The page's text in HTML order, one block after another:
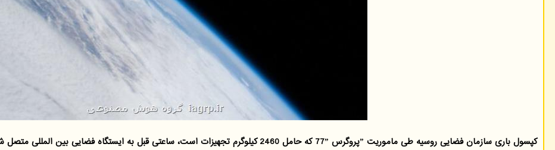
کپسول باری سازمان فضایی روسیه طی ماموریت ˮپروگرس 77ˮ که حامل 2460 کیلوگرم تجهیزات است، ساعتی قبل به ایستگاه فضایی بین المللی متصل شد.